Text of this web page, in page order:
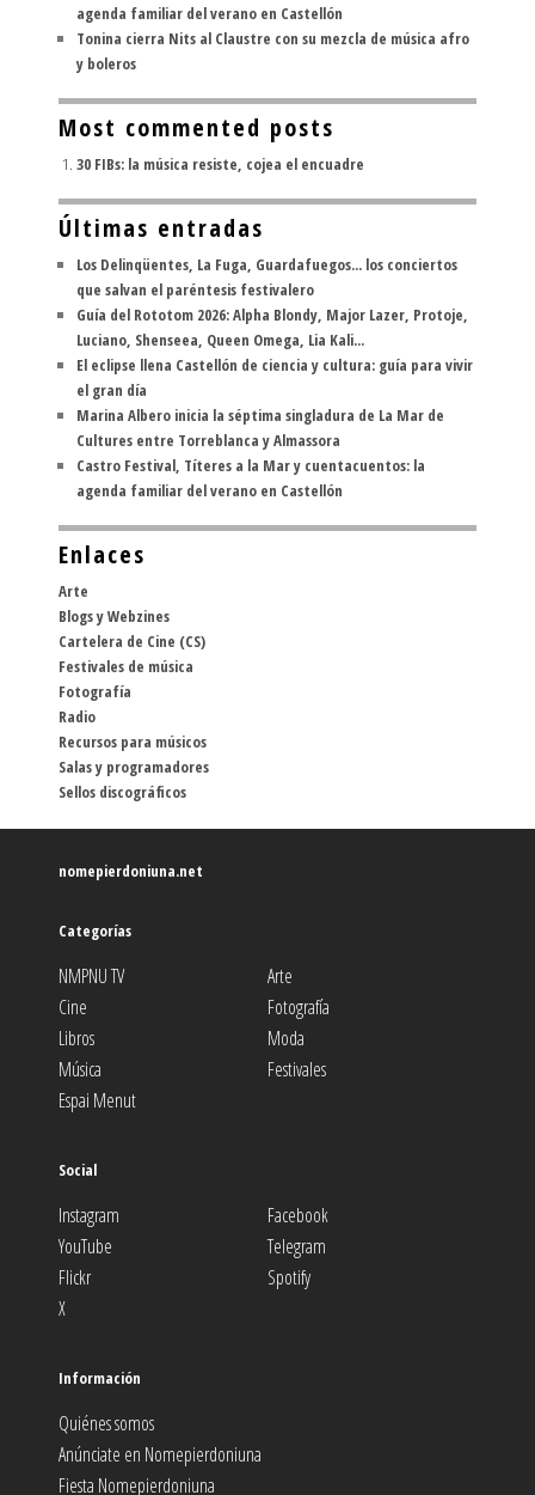
agenda familiar del verano en Castellón
Tonina cierra Nits al Claustre con su mezcla de música afro
y boleros
Most commented posts
30 FIBs: la música resiste, cojea el encuadre
Últimas entradas
Los Delinqüentes, La Fuga, Guardafuegos... los conciertos
que salvan el paréntesis festivalero
Guía del Rototom 2026: Alpha Blondy, Major Lazer, Protoje,
Luciano, Shenseea, Queen Omega, Lia Kali...
El eclipse llena Castellón de ciencia y cultura: guía para vivir
el gran día
Marina Albero inicia la séptima singladura de La Mar de
Cultures entre Torreblanca y Almassora
Castro Festival, Títeres a la Mar y cuentacuentos: la
agenda familiar del verano en Castellón
Enlaces
Arte
Blogs y Webzines
Cartelera de Cine (CS)
Festivales de música
Fotografía
Radio
Recursos para músicos
Salas y programadores
Sellos discográficos
nomepierdoniuna.net
Categorías
NMPNU TV
Arte
Cine
Fotografía
Libros
Moda
Música
Festivales
Espai Menut
Social
Instagram
Facebook
YouTube
Telegram
Flickr
Spotify
X
Información
Quiénes somos
Anúnciate en Nomepierdoniuna
Fiesta Nomepierdoniuna